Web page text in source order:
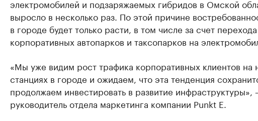
электромобилей и подзаряжаемых гибридов в Омской
выросло в несколько раз. По этой причине
в городе будет только расти, в том числе за счет перехода
корпоративных автопарков и таксопарков на
«Мы уже видим рост трафика корпоративных клиентов на
станциях в городе и ожидаем, что эта тенденция
продолжаем инвестировать в развитие инфраструктуры»,
руководитель отдела маркетинга компании Punkt E.